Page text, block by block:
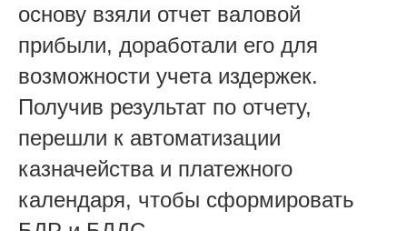
основу взяли отчет валовой
прибыли, доработали его для
возможности учета издержек.
Получив результат по отчету,
перешли к автоматизации
казначейства и платежного
календаря, чтобы сформировать